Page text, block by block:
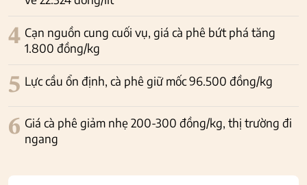
4 Cạn nguồn cung cuối vụ, giá cà phê bứt phá tăng
1.800 đồng/kg
5 Lực cầu ổn định, cà phê giữ mốc 96.500 đồng/kg
6 Giá cà phê giảm nhẹ 200-300 đồng/kg, thị trường đi
ngang